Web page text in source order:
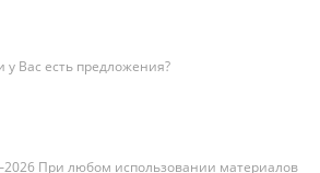
Вас есть предложения?
При любом использовании материалов